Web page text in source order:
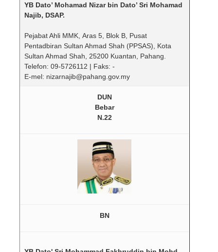
YB Dato’ Mohamad Nizar bin Dato’ Sri Mohamad
Najib, DSAP.
Pejabat Ahli MMK, Aras 5, Blok B, Pusat
Pentadbiran Sultan Ahmad Shah (PPSAS), Kota
Sultan Ahmad Shah, 25200 Kuantan, Pahang.
Telefon: 09-5726112 | Faks: -
E-mel: nizarnajib@pahang.gov.my
DUN
Bebar
N.22
BN